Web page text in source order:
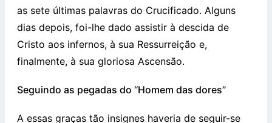
as sete últimas palavras do Crucificado. Alguns
dias depois, foi-lhe dado assistir à descida de
Cristo aos infernos, à sua Ressurreição e,
finalmente, à sua gloriosa Ascensão.
Seguindo as pegadas do “Homem das dores”
A essas graças tão insignes haveria de seguir-se